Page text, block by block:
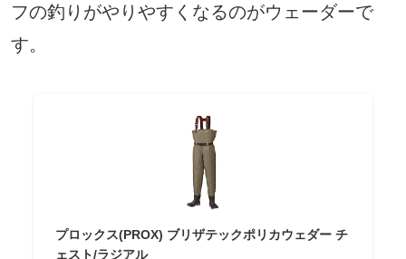
フの釣りがやりやすくなるのがウェーダーで
す。
プロックス(PROX) ブリザテックポリカウェダー チ
ェスト/ラジアル